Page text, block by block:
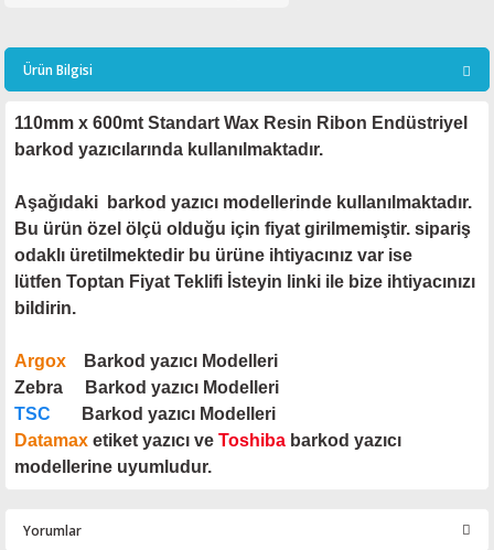
Ürün Bilgisi
110mm x 600mt Standart Wax Resin Ribon Endüstriyel
barkod yazıcılarında kullanılmaktadır.
Aşağıdaki barkod yazıcı modellerinde kullanılmaktadır.
Bu ürün özel ölçü olduğu için fiyat girilmemiştir. sipariş
odaklı üretilmektedir bu ürüne ihtiyacınız var ise
lütfen Toptan Fiyat Teklifi İsteyin linki ile bize ihtiyacınızı
bildirin.
Argox
Barkod yazıcı Modelleri
Zebra Barkod yazıcı Modelleri
TSC
Barkod yazıcı Modelleri
Datamax etiket yazıcı ve Toshiba barkod yazıcı
modellerine uyumludur.
Yorumlar